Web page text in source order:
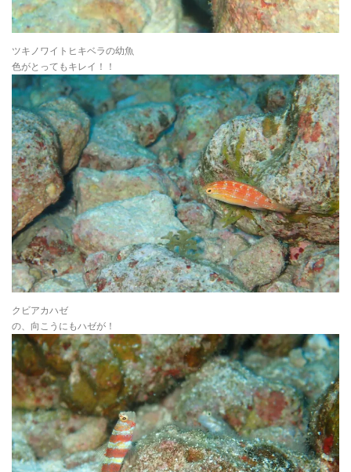
ツキノワイトヒキベラの幼魚
色がとってもキレイ！！
クビアカハゼ
の、向こうにもハゼが！